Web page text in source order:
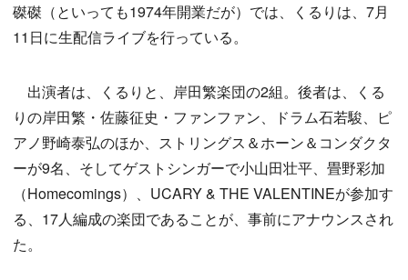
磔磔（といっても1974年開業だが）では、くるりは、7月
11日に生配信ライブを行っている。
出演者は、くるりと、岸田繁楽団の2組。後者は、くる
りの岸田繁・佐藤征史・ファンファン、ドラム石若駿、ピ
アノ野崎泰弘のほか、ストリングス＆ホーン＆コンダクタ
ーが9名、そしてゲストシンガーで小山田壮平、畳野彩加
（Homecomings）、UCARY & THE VALENTINEが参加す
る、17人編成の楽団であることが、事前にアナウンスされ
た。